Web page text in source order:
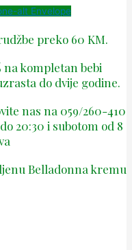
alt Envelope
preko 60 KM.
na kompletan bebi
do dvije godine.
nas na 059/260-410
20:30 i subotom od 8
Belladonna kremu